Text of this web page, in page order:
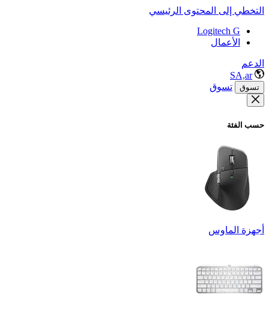
التخطي إلى المحتوى الرئيسي
Logitech G
الأعمال
الدعم
SA,ar
تسوق تسوق
حسب الفئة
أجهزة الماوس